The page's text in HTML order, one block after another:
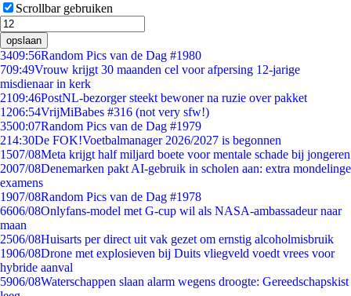
Scrollbar gebruiken
opslaan
3409:56Random Pics van de Dag #1980
709:49Vrouw krijgt 30 maanden cel voor afpersing 12-jarige
misdienaar in kerk
2109:46PostNL-bezorger steekt bewoner na ruzie over pakket
1206:54VrijMiBabes #316 (not very sfw!)
3500:07Random Pics van de Dag #1979
214:30De FOK!Voetbalmanager 2026/2027 is begonnen
1507/08Meta krijgt half miljard boete voor mentale schade bij jongeren
2007/08Denemarken pakt AI-gebruik in scholen aan: extra mondelinge
examens
1907/08Random Pics van de Dag #1978
6606/08Onlyfans-model met G-cup wil als NASA-ambassadeur naar
maan
2506/08Huisarts per direct uit vak gezet om ernstig alcoholmisbruik
1906/08Drone met explosieven bij Duits vliegveld voedt vrees voor
hybride aanval
5906/08Waterschappen slaan alarm wegens droogte: Gereedschapskist